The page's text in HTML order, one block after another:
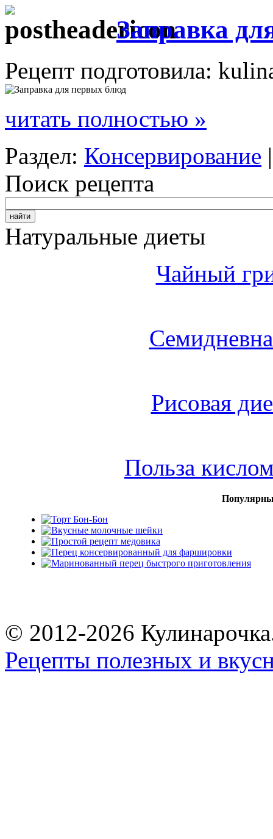
Заправка
Рецепт подготовила:
читать полностью »
Раздел: Консервирование
Поиск рецепта
Натуральные диеты
Чайный
Рисовая
Польза
© 2012-2026
Рецепты полезных и